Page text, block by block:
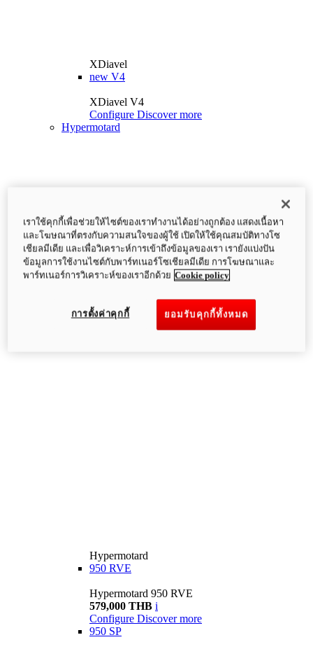
XDiavel
new V4
XDiavel V4
Configure Discover more
Hypermotard
Hypermotard
950 RVE
Hypermotard 950 RVE
579,000 THB i
Configure Discover more
950 SP
เราใช้คุกกี้เพื่อช่วยให้ไซต์ของเราทำงานได้อย่างถูกต้อง แสดงเนื้อหา
และโฆษณาที่ตรงกับความสนใจของผู้ใช้ เปิดให้ใช้คุณสมบัติทางโซ
เชียลมีเดีย และเพื่อวิเคราะห์การเข้าถึงข้อมูลของเรา เรายังแบ่งปัน
ข้อมูลการใช้งานไซต์กับพาร์ทเนอร์โซเชียลมีเดีย การโฆษณาและ
พาร์ทเนอร์การวิเคราะห์ของเราอีกด้วย Cookie policy
ยอมรับคุกกี้ทั้งหมด
การตั้งค่าคุกกี้